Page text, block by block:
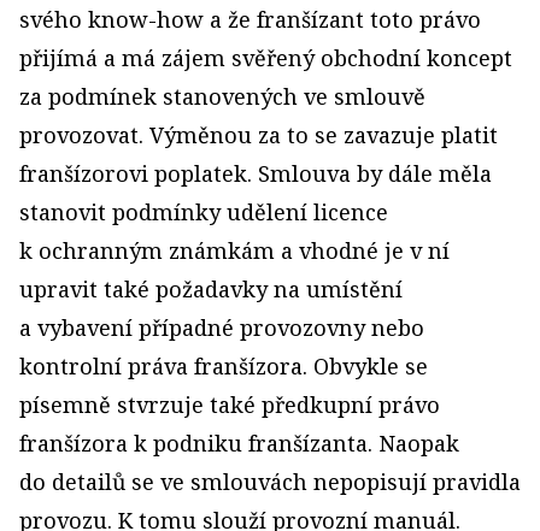
svého know-how a že franšízant toto právo
přijímá a má zájem svěřený obchodní koncept
za podmínek stanovených ve smlouvě
provozovat. Výměnou za to se zavazuje platit
franšízorovi poplatek. Smlouva by dále měla
stanovit podmínky udělení licence
k ochranným známkám a vhodné je v ní
upravit také požadavky na umístění
a vybavení případné provozovny nebo
kontrolní práva franšízora. Obvykle se
písemně stvrzuje také předkupní právo
franšízora k podniku franšízanta. Naopak
do detailů se ve smlouvách nepopisují pravidla
provozu. K tomu slouží provozní manuál.